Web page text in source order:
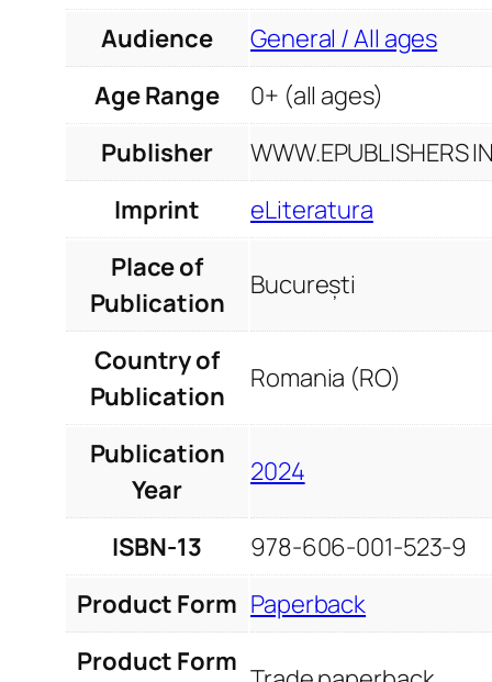
Audience
General / All ages
Age Range
0+ (all ages)
Publisher
WWW.EPUBLISHERS
Imprint
eLiteratura
Place of
Publication
București
Country of
Publication
Romania (RO)
Publication
Year
2024
ISBN-13
978-606-001-523-9
Product Form Paperback
Product Form